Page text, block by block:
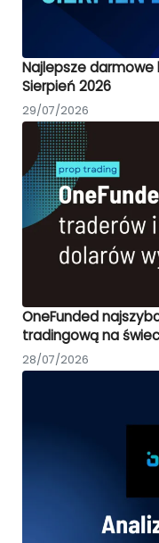
Najlepsze
Sierpień 2026
29/07/2026
OneFunded
tradingową na
28/07/2026